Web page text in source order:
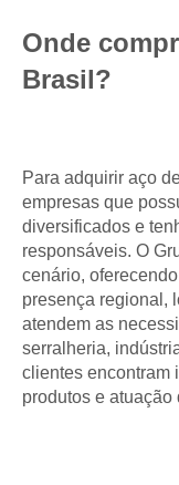
Onde
Brasil?
Para adquirir aço
empresas que
diversificados e
responsáveis. O
cenário,
presença regional,
atendem as
serralheria,
clientes encontram
produtos e atuação